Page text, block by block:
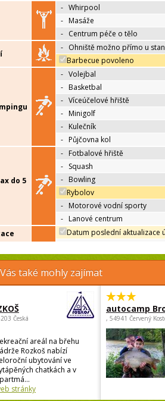
- Whirpool
- Masáže
- Centrum péče o tělo
- Ohniště možno přímo u
Barbecue povoleno
- Volejbal
- Basketbal
- Víceúčelové hřiště
- Minigolf
- Kulečník
- Půjčovna kol
do 5
- Fotbalové hřiště
- Squash
- Bowling
Rybolov
- Motorové vodní sporty
- Lanové centrum
Datum poslední aktualizace
také mohly zajímat
Česká
areál na břehu
Rozkoš nabízí
ubytování ve
chatkách a v
stránky
autocamp
, 54941 Červený